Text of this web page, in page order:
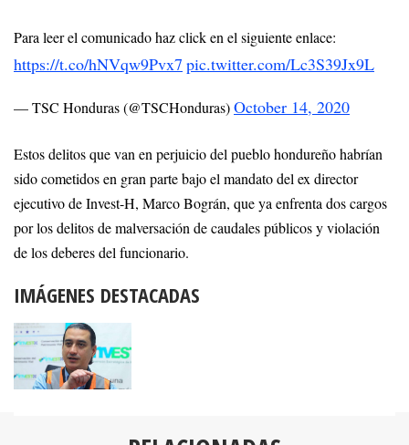
Para leer el comunicado haz click en el siguiente enlace:
https://t.co/hNVqw9Pvx7 pic.twitter.com/Lc3S39Jx9L
— TSC Honduras (@TSCHonduras)October 14, 2020
Estos delitos que van en perjuicio del pueblo hondureño habrían
sido cometidos en gran parte bajo el mandato del ex director
ejecutivo de Invest-H, Marco Bográn, que ya enfrenta dos cargos
por los delitos de malversación de caudales públicos y violación
de los deberes del funcionario.
IMÁGENES DESTACADAS